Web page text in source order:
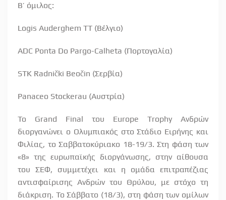
Β’ όμιλος:
Logis Auderghem TT (Βέλγιο)
ADC Ponta Do Pargo-Calheta (Πορτογαλία)
STK Radnički Beočin (Σερβία)
Panaceo Stockerau (Αυστρία)
Το Grand Final του Europe Trophy Ανδρών
διοργανώνει ο Ολυμπιακός στο Στάδιο Ειρήνης και
Φιλίας, το Σαββατοκύριακο 18-19/3. Στη φάση των
«8» της ευρωπαϊκής διοργάνωσης, στην αίθουσα
του ΣΕΦ, συμμετέχει και η ομάδα επιτραπέζιας
αντισφαίρισης Ανδρών του Θρύλου, με στόχο τη
διάκριση. Το Σάββατο (18/3), στη φάση των ομίλων